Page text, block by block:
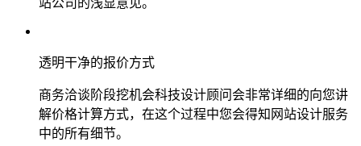
透明干净的报价方式
商务洽谈阶段挖机会科技设计顾问会非常详细的向您讲
解价格计算方式，在这个过程中您会得知网站设计服务
中的所有细节。